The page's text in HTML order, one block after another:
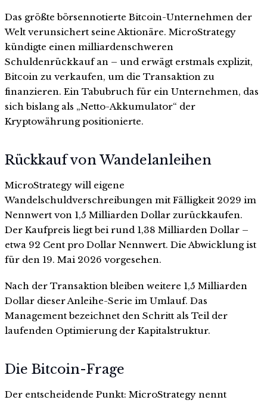
Das größte börsennotierte Bitcoin-Unternehmen der
Welt verunsichert seine Aktionäre. MicroStrategy
kündigte einen milliardenschweren
Schuldenrückkauf an – und erwägt erstmals explizit,
Bitcoin zu verkaufen, um die Transaktion zu
finanzieren. Ein Tabubruch für ein Unternehmen, das
sich bislang als „Netto-Akkumulator“ der
Kryptowährung positionierte.
Rückkauf von Wandelanleihen
MicroStrategy will eigene
Wandelschuldverschreibungen mit Fälligkeit 2029 im
Nennwert von 1,5 Milliarden Dollar zurückkaufen.
Der Kaufpreis liegt bei rund 1,38 Milliarden Dollar –
etwa 92 Cent pro Dollar Nennwert. Die Abwicklung ist
für den 19. Mai 2026 vorgesehen.
Nach der Transaktion bleiben weitere 1,5 Milliarden
Dollar dieser Anleihe-Serie im Umlauf. Das
Management bezeichnet den Schritt als Teil der
laufenden Optimierung der Kapitalstruktur.
Die Bitcoin-Frage
Der entscheidende Punkt: MicroStrategy nennt